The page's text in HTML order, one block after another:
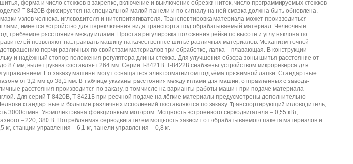
форма и число стежков в закрепке, включение и выключение обрезки ниток, число программируемых стежков
T-8420B фиксируется на специальной малой панели и по сигналу на ней смазка должна быть обновлена.
узлов челнока, игловодителя и нитепритягивателя. Транспортировка материала может производиться
имеется устройство для переключения вида транспорта под обрабатываемый материал. Челночные
требуемое расстояние между иглами. Простая регулировка положения рейки по высоте и углу наклона по
позволяют настраивать машину на качественное шитьё различных материалов. Механизм точной
порчи различных по свойствам материалов при обработке, лапка – плавающая. В конструкции
и надёжный стопор положения регулятора длины стежка. Для улучшения обзора зоны шитья расстояние от
87 мм, вылет рукава составляет 264 мм. Серии T-8421B, T-8422B снабжены устройством микрореверса для
управлением. По заказу машины могут оснащаться электромагнитом подъёма прижимной лапки. Стандартные
от 3,2 мм до 38,1 мм. В таблице указаны расстояния между иглами для машин, отправленных с завода-
расстояния производится по заказу, в том числе на варианты работы машин при подаче материала
Для серий T-8420B, T-8421B при реечной подаче на лёгкие материалы предусмотрены дополнительно
стандартные и большие различных исполнений поставляются по заказу. Транспортирующий игловодитель,
3000стмин. Укомплектована фрикционным мотором. Мощность встроенного серводвигателя – 0,55 кВт,
– 220, 380 В. Потребляемая серводвигателем мощность зависит от обрабатываемого пакета материалов и
станции управления – 6,1 кг, панели управления – 0,8 кг.